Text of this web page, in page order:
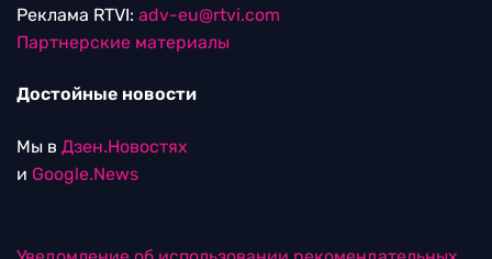
Реклама RTVI: adv-eu@rtvi.com
Партнерские материалы
Достойные новости
Мы в Дзен.Новостях
и Google.News